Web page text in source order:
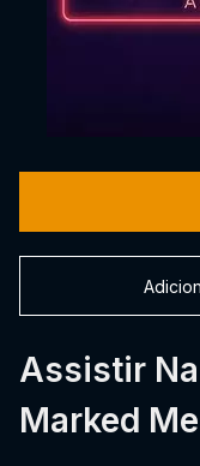
Assistir
Marked